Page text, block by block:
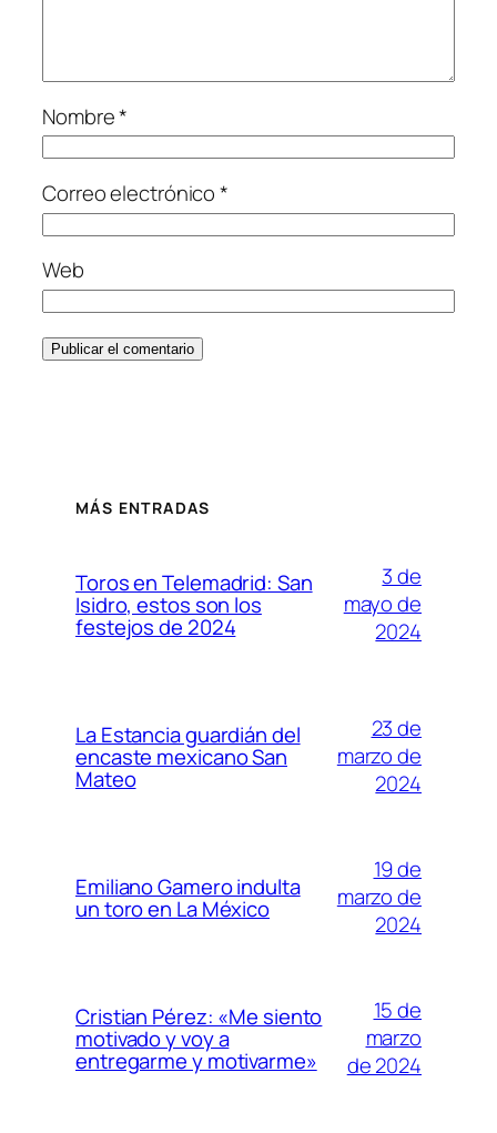
Nombre*
Correo electrónico*
Web
MÁS ENTRADAS
Toros en Telemadrid: San
Isidro, estos son los
festejos de 2024
3 de
mayo de
2024
La Estancia guardián del
encaste mexicano San
Mateo
23 de
marzo de
2024
Emiliano Gamero indulta
un toro en La México
19 de
marzo de
2024
Cristian Pérez: «Me siento
motivado y voy a
entregarme y motivarme»
15 de
marzo
de 2024